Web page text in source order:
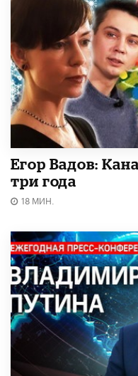
Егор Вадов:
три года
18 МИН.